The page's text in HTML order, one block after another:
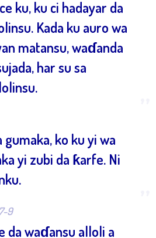
ku, ku ci hadayar da
Kada ku auro wa
matansu, waɗanda
har su sa
gumaka, ko ku yi wa
yi zubi da ƙarfe. Ni
9
da waɗansu alloli a